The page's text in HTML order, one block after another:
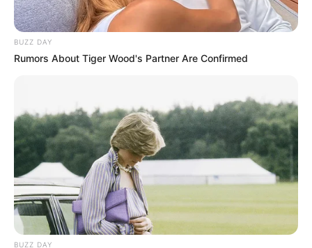
BUZZ DAY
Rumors About Tiger Wood's Partner Are Confirmed
BUZZ DAY